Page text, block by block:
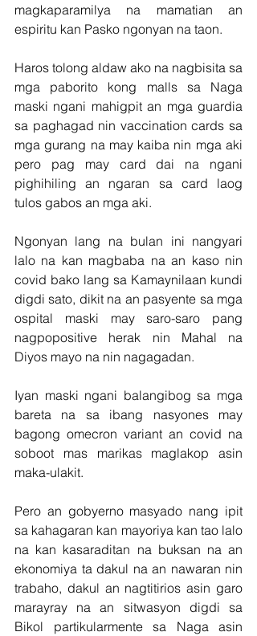
magkaparamilya na mamatian an
espiritu kan Pasko ngonyan na taon.
Haros tolong aldaw ako na nagbisita sa
mga paborito kong malls sa Naga
maski ngani mahigpit an mga guardia
sa paghagad nin vaccination cards sa
mga gurang na may kaiba nin mga aki
pero pag may card dai na ngani
pighihiling an ngaran sa card laog
tulos gabos an mga aki.
Ngonyan lang na bulan ini nangyari
lalo na kan magbaba na an kaso nin
covid bako lang sa Kamaynilaan kundi
digdi sato, dikit na an pasyente sa mga
ospital maski may saro-saro pang
nagpopositive herak nin Mahal na
Diyos mayo na nin nagagadan.
Iyan maski ngani balangibog sa mga
bareta na sa ibang nasyones may
bagong omecron variant an covid na
soboot mas marikas maglakop asin
maka-ulakit.
Pero an gobyerno masyado nang ipit
sa kahagaran kan mayoriya kan tao lalo
na kan kasaraditan na buksan na an
ekonomiya ta dakul na an nawaran nin
trabaho, dakul an nagtitirios asin garo
marayray na an sitwasyon digdi sa
Bikol partikularmente sa Naga asin